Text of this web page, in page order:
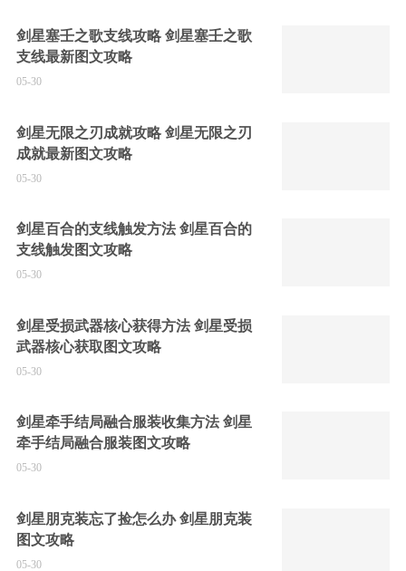
剑星塞壬之歌支线攻略 剑星塞壬之歌
支线最新图文攻略
05-30
剑星无限之刃成就攻略 剑星无限之刃
成就最新图文攻略
05-30
剑星百合的支线触发方法 剑星百合的
支线触发图文攻略
05-30
剑星受损武器核心获得方法 剑星受损
武器核心获取图文攻略
05-30
剑星牵手结局融合服装收集方法 剑星
牵手结局融合服装图文攻略
05-30
剑星朋克装忘了捡怎么办 剑星朋克装
图文攻略
05-30